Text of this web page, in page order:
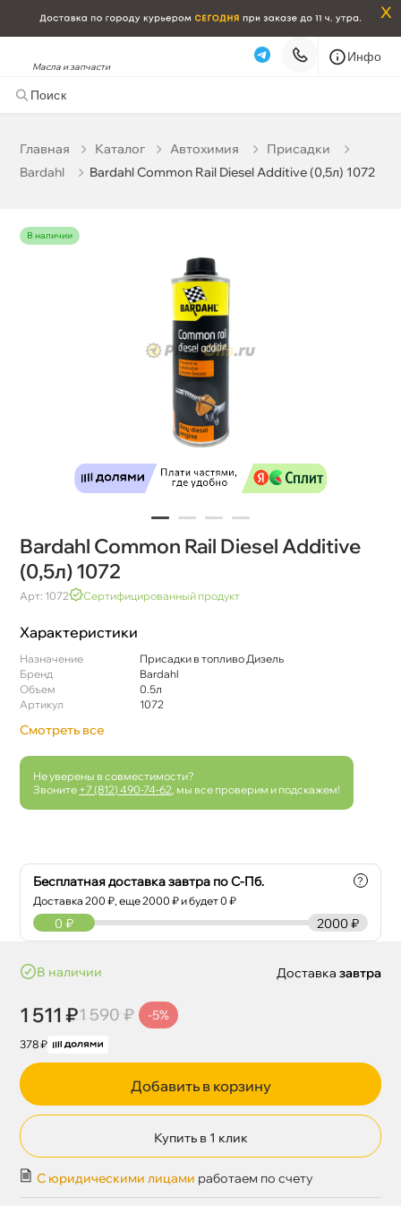
x
Масла и запчасти
Инфо
Главная Катало Автохимия
Присадки
Bardahl
Bardahl Common Rail Diesel Additive (0,5л) 1072
наличии
Bardahl Common Rail Diesel Additive
(0,5л) 1072
Арт: 1072 Сертифицированный продукт
Характеристики
Назначение
Присадки в топливо Дизель
Бренд
Bardahl
Объем
0.5л
Артикул
1072
Смотреть все
Не уверены в совместимости?
Звоните +7 (812) 490-74-62 , мы все проверим и подскажем!
Бесплатная доставка завтра по С-Пб.
Доставка200 ₽, еще2000 ₽ и будет 0 ₽
?
2000 ₽
0 ₽
наличии
1 511 ₽1 590 ₽ -5%
378 ₽
Доставка завтра
Добавить в корзину
Купить в 1 клик
С юридическими лицами работаем по счету